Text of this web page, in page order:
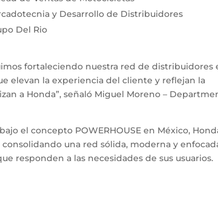
y Desarrollo de Distribuidores
Del Rio
fortaleciendo nuestra red de distribuidores
elevan la experiencia del cliente y reflejan la
a Honda”, señaló Miguel Moreno –
el concepto POWERHOUSE en México,
una red sólida, moderna y
responden a las necesidades de sus usuarios.